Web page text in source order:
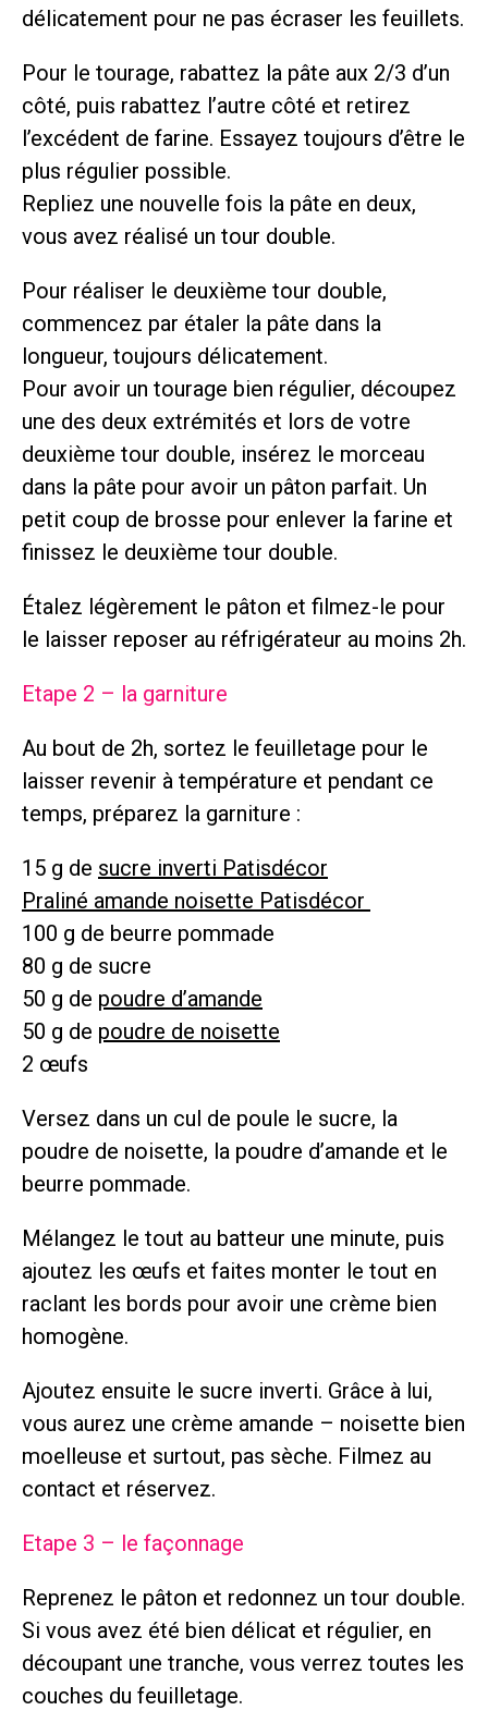
délicatement pour ne pas écraser les feuillets.
Pour le tourage, rabattez la pâte aux 2/3 d’un
côté, puis rabattez l’autre côté et retirez
l’excédent de farine. Essayez toujours d’être le
plus régulier possible.
Repliez une nouvelle fois la pâte en deux,
vous avez réalisé un tour double.
Pour réaliser le deuxième tour double,
commencez par étaler la pâte dans la
longueur, toujours délicatement.
Pour avoir un tourage bien régulier, découpez
une des deux extrémités et lors de votre
deuxième tour double, insérez le morceau
dans la pâte pour avoir un pâton parfait. Un
petit coup de brosse pour enlever la farine et
finissez le deuxième tour double.
Étalez légèrement le pâton et filmez-le pour
le laisser reposer au réfrigérateur au moins 2h.
Etape 2 – la garniture
Au bout de 2h, sortez le feuilletage pour le
laisser revenir à température et pendant ce
temps, préparez la garniture :
15 g de sucre inverti Patisdécor
Praliné amande noisette Patisdécor
100 g de beurre pommade
80 g de sucre
50 g de poudre d’amande
50 g de poudre de noisette
2 œufs
Versez dans un cul de poule le sucre, la
poudre de noisette, la poudre d’amande et le
beurre pommade.
Mélangez le tout au batteur une minute, puis
ajoutez les œufs et faites monter le tout en
raclant les bords pour avoir une crème bien
homogène.
Ajoutez ensuite le sucre inverti. Grâce à lui,
vous aurez une crème amande – noisette bien
moelleuse et surtout, pas sèche. Filmez au
contact et réservez.
Etape 3 – le façonnage
Reprenez le pâton et redonnez un tour double.
Si vous avez été bien délicat et régulier, en
découpant une tranche, vous verrez toutes les
couches du feuilletage.